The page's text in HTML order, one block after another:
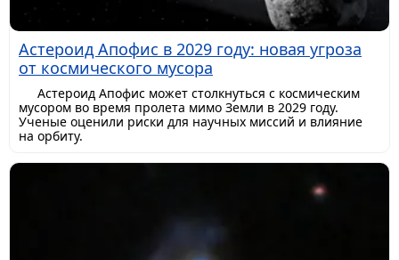
Астероид Апофис в 2029 году: новая угроза
от космического мусора
Астероид Апофис может столкнуться с космическим
мусором во время пролета мимо Земли в 2029 году.
Ученые оценили риски для научных миссий и влияние
на орбиту.